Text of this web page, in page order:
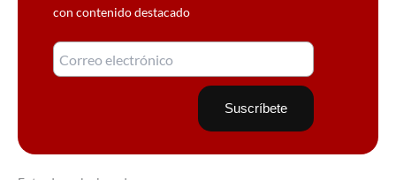
con contenido destacado